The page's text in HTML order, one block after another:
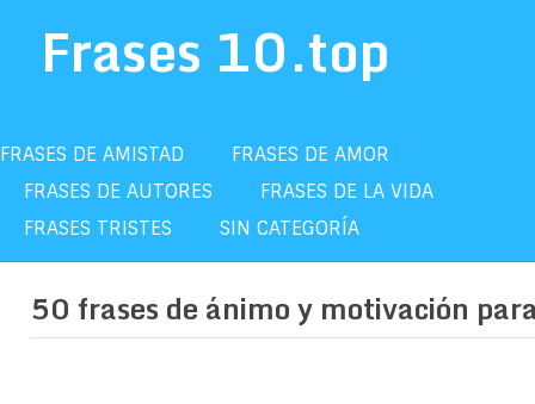
Frases 10.top
FRASES DE AMISTAD
FRASES DE AMOR
FRASES DE AUTORES
FRASES DE LA VIDA
FRASES TRISTES
SIN CATEGORÍA
50 frases de ánimo y motivación